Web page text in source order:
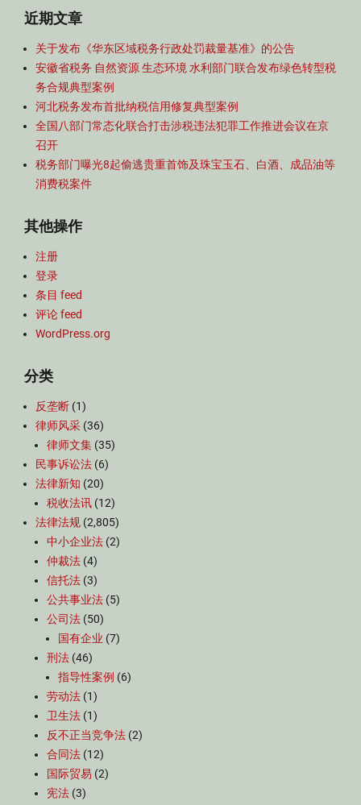
近期文章
关于发布《华东区域税务行政处罚裁量基准》的公告
安徽省税务 自然资源 生态环境 水利部门联合发布绿色转型税
务合规典型案例
河北税务发布首批纳税信用修复典型案例
全国八部门常态化联合打击涉税违法犯罪工作推进会议在京
召开
税务部门曝光8起偷逃贵重首饰及珠宝玉石、白酒、成品油等
消费税案件
其他操作
注册
登录
条目 feed
评论 feed
WordPress.org
分类
反垄断 (1)
律师风采 (36)
律师文集 (35)
民事诉讼法 (6)
法律新知 (20)
税收法讯 (12)
法律法规 (2,805)
中小企业法 (2)
仲裁法 (4)
信托法 (3)
公共事业法 (5)
公司法 (50)
国有企业 (7)
刑法 (46)
指导性案例 (6)
劳动法 (1)
卫生法 (1)
反不正当竞争法 (2)
合同法 (12)
国际贸易 (2)
宪法 (3)